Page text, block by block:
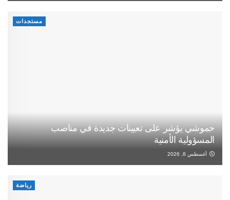
مستجدات
حموشي يؤشر على تعيينات جديدة في مناصب
المسؤولية الأمنية
أغسطس 8, 2026
رياضة